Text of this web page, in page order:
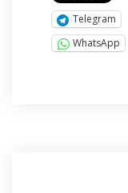
Telegram
WhatsApp